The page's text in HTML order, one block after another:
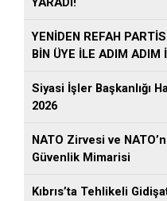
YENİDEN REFAH
BİN ÜYE İLE ADIM ADIM
Siyasi İşler Başkanlığı
2026
NATO Zirvesi ve
Güvenlik Mimarisi
Kıbrıs’ta Tehlikeli